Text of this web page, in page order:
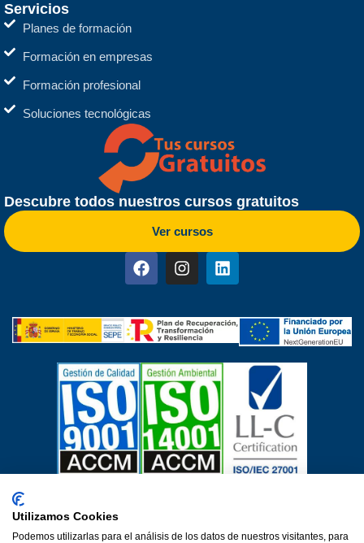
Servicios
Planes de formación
Formación en empresas
Formación profesional
Soluciones tecnológicas
Descubre todos nuestros cursos gratuitos
Ver cursos
Aviso LegalPolítica de privacidad
Utilizamos Cookies
Podemos utilizarlas para el análisis de los datos de nuestros visitantes, para